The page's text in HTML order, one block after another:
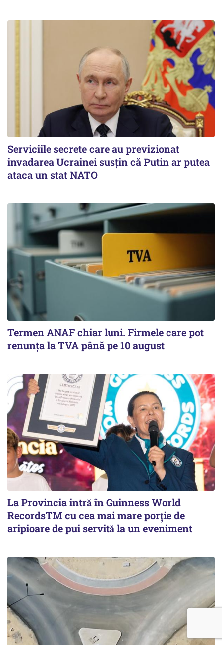
Serviciile secrete care au previzionat
invadarea Ucrainei susțin că Putin ar putea
ataca un stat NATO
Termen ANAF chiar luni. Firmele care pot
renunța la TVA până pe 10 august
La Provincia intră în Guinness World
RecordsTM cu cea mai mare porție de
aripioare de pui servită la un eveniment